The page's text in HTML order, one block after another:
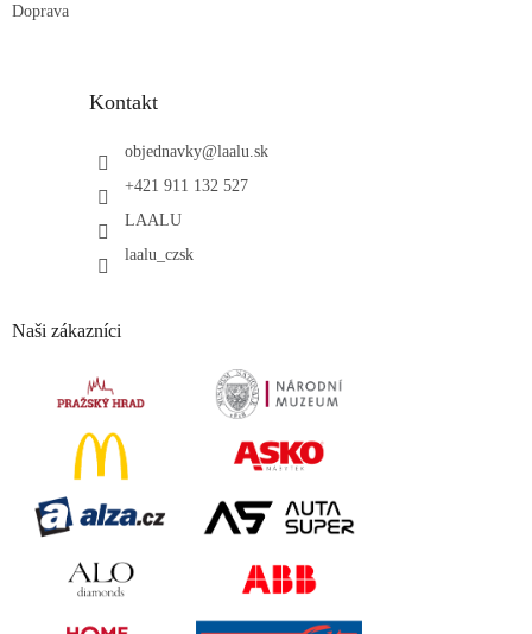
Doprava
Kontakt
objednavky@laalu.sk
+421 911 132 527
LAALU
laalu_czsk
Naši zákazníci